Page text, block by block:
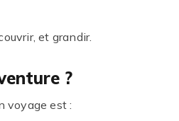
et grandir.
?
voyage est :